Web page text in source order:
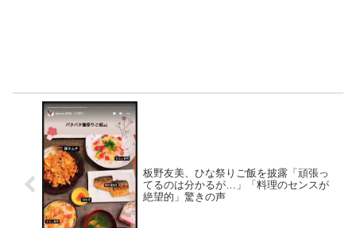
板野友美、ひな祭りご飯を披露「頑張っ
てるのは分かるが…」「料理のセンスが
絶望的」驚きの声